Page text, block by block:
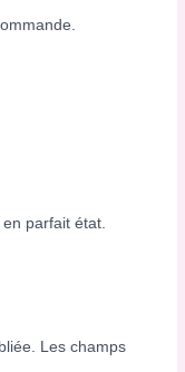
parfait état.
Les champs